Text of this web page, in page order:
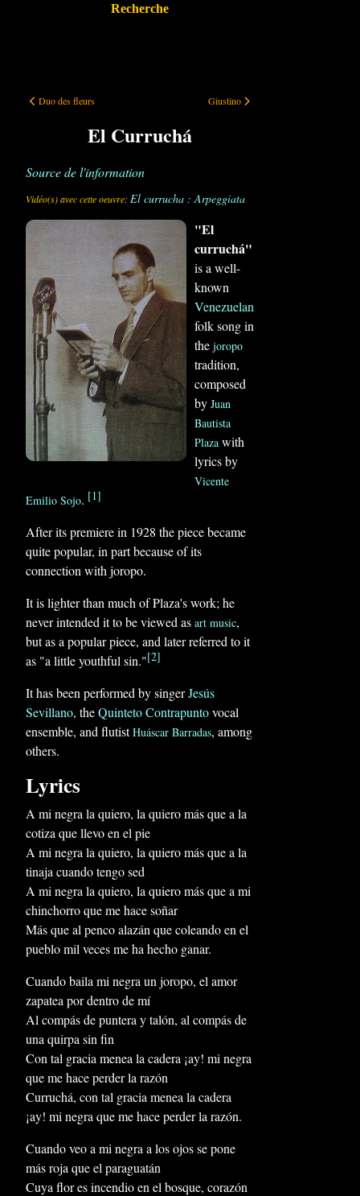
Recherche
Duo des fleurs
Duo des fleurs Giustino
Giustino
El Curruchá
Source de l'information
Vidéo(s) avec cette oeuvre: El currucha : Arpeggiata
"El
curruchá"
is a well-
known
Venezuelan
folk song in
the joropo
tradition,
composed
by Juan
Bautista
Plaza with
lyrics by
Vicente
Emilio Sojo. [1]
After its premiere in 1928 the piece became
quite popular, in part because of its
connection with joropo.
It is lighter than much of Plaza's work; he
never intended it to be viewed as art music,
but as a popular piece, and later referred to it
as "a little youthful sin."[2]
It has been performed by singerJesús
Sevillano, theQuinteto Contrapuntovocal
ensemble, and flutistHuáscar Barradas, among
others.
Lyrics
A mi negra la quiero, la quiero más que a la
cotiza que llevo en el pie
A mi negra la quiero, la quiero más que a la
tinaja cuando tengo sed
A mi negra la quiero, la quiero más que a mi
chinchorro que me hace soñar
Más que al penco alazán que coleando en el
pueblo mil veces me ha hecho ganar.
Cuando baila mi negra un joropo, el amor
zapatea por dentro de mí
Al compás de puntera y talón, al compás de
una quirpa sin fin
Con tal gracia menea la cadera ¡ay! mi negra
que me hace perder la razón
Curruchá, con tal gracia menea la cadera
¡ay! mi negra que me hace perder la razón.
Cuando veo a mi negra a los ojos se pone
más roja que el paraguatán
Cuya flor es incendio en el bosque, corazón